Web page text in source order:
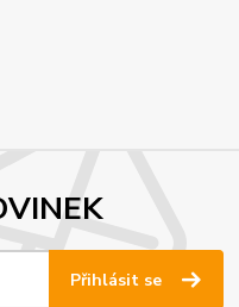
Přihlásit se